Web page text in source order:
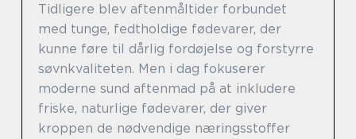
Tidligere blev aftenmåltider forbundet
med tunge, fedtholdige fødevarer, der
kunne føre til dårlig fordøjelse og forstyrre
søvnkvaliteten. Men i dag fokuserer
moderne sund aftenmad på at inkludere
friske, naturlige fødevarer, der giver
kroppen de nødvendige næringsstoffer